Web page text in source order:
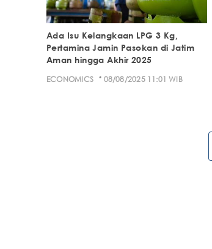
Ada Isu Kelangkaan LPG 3 Kg,
Pertamina Jamin Pasokan di Jatim
Aman hingga Akhir 2025
ECONOMICS · 08/08/2025 11:01 WIB